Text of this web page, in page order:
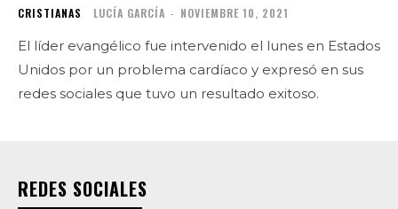
CRISTIANAS LUCÍA GARCÍA - NOVIEMBRE 10, 2021
El líder evangélico fue intervenido el lunes en Estados
Unidos por un problema cardíaco y expresó en sus
redes sociales que tuvo un resultado exitoso.
REDES SOCIALES